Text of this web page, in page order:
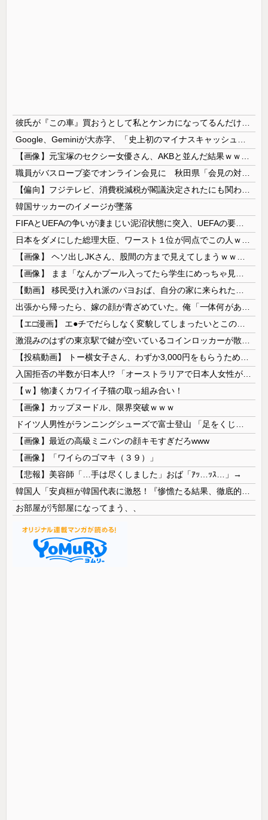
韓国サッカーのイメージが墜落
【ｗ】物凄くカワイイ子猫の取っ組み合い！
【画像】カップヌードル、限界突破ｗｗｗ
【画像】最近の高級ミニバンの顔キモすぎだろwww
【画像】「ワイらのゴマキ（３９）」
【悲報】美容師「…手は尽くしました」おば「ｱｯ…ｯｽ…」→
お部屋が汚部屋になってまう、、